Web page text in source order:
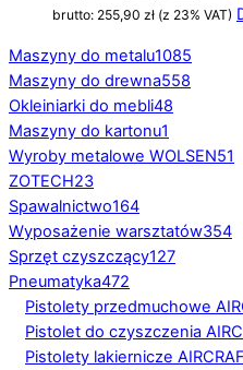
brutto: 255,90 zł (z 23% VAT)
Maszyny do metalu1085
Maszyny do drewna558
Okleiniarki do mebli48
Maszyny do kartonu1
Wyroby metalowe WOLSEN51
ZOTECH23
Spawalnictwo164
Wyposażenie warsztatów354
Sprzęt czyszczący127
Pneumatyka472
Pistolety przedmuchowe
Pistolet do czyszczenia
Pistolety lakiernicze